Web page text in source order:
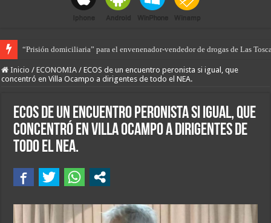
De la tierra en armas al saqueo de tierras; el gobierno de Javier Milei
Inicio / ECONOMIA / ECOS de un encuentro peronista si igual, que
concentró en Villa Ocampo a dirigentes de todo el NEA.
ECOS de un encuentro peronista si igual, que
concentró en Villa Ocampo a dirigentes de
todo el NEA.